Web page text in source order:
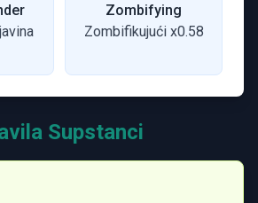
Zombifying
Zombifikujući x0.58
Supstanci